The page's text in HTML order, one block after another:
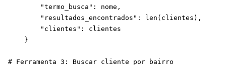
        "termo_busca": nome,
        "resultados_encontrados": len(clientes),
        "clientes": clientes
    }
# Ferramenta 3: Buscar cliente por bairro